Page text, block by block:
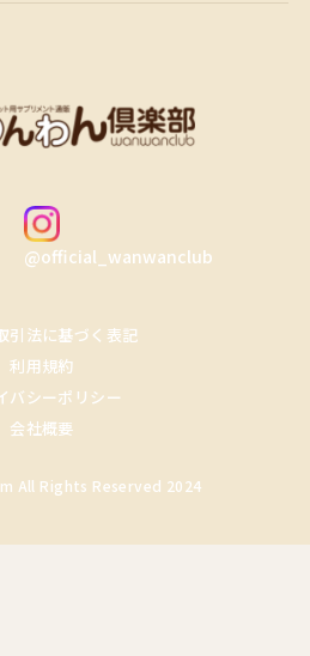
@official_wanwanclub
引法に基づく表記
利用規約
バシーポリシー
会社概要
All Rights Reserved 2024